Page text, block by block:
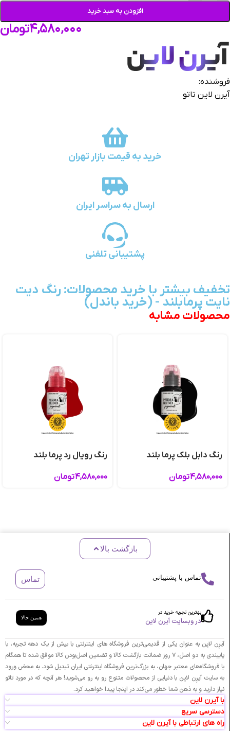
افزودن به سبد خرید
۴,۵۸۰,۰۰۰تومان
فروشنده:
آیرن لاین تاتو
خرید به قیمت بازار تهران
ارسال به سراسر ایران
پشتیبانی تلفنی
تخفیف بیشتر با خرید محصولات: رنگ دیت
نایت پرمابلند - (خرید باندل)
محصولات مشابه
رنگ دابل بلک پرما بلند
۴,۵۸۰,۰۰۰تومان
رنگ رویال رد پرما بلند
۴,۵۸۰,۰۰۰تومان
بازگشت بالا
تماس با پشتیبانی تماس
بهترین تجربه خرید در
در وبسایت آیرن لاین همین حالا
آیرِن لایِن به عنوان یکی از قدیمی‌ترین فروشگاه های اینترنتی با بیش از یک دهه تجربه، با
پایبندی به دو اصل، ۷ روز ضمانت بازگشت کالا و تضمین اصل‌بودن کالا موفق شده تا همگام
با فروشگاه‌های معتبر جهان، به بزرگ‌ترین فروشگاه اینترنتی ایران تبدیل شود. به محض ورود
به سایت آیرِن لایِن با دنیایی از محصولات متنوع رو به رو می‌شوید! هر آنچه که در مورد تاتو
نیاز دارید و به ذهن شما خطور می‌کند در اینجا پیدا خواهید کرد.
با آیرن لاین
دسترسی سریع
راه های ارتباطی با آیرن لاین